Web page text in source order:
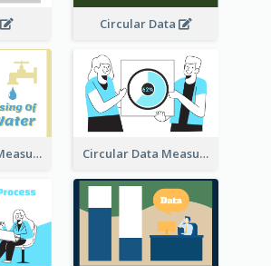
Circular Data
Circular Data Measurement Circular Data Measurement